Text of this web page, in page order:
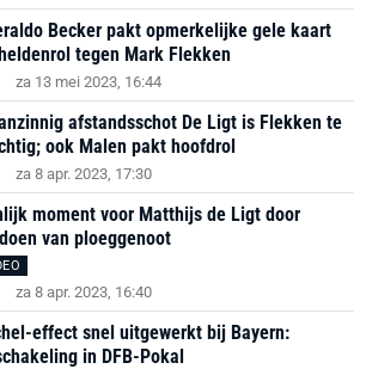
Becker pakt opmerkelijke gele kaart
tegen Mark Flekken
za 13 mei 2023, 16:44
afstandsschot De Ligt is Flekken te
ook Malen pakt hoofdrol
za 8 apr. 2023, 17:30
moment voor Matthijs de Ligt door
van ploeggenoot
za 8 apr. 2023, 16:40
effect snel uitgewerkt bij Bayern:
in DFB-Pokal